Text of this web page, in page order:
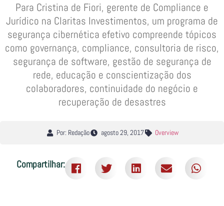
Para Cristina de Fiori, gerente de Compliance e
Jurídico na Claritas Investimentos, um programa de
segurança cibernética efetivo compreende tópicos
como governança, compliance, consultoria de risco,
segurança de software, gestão de segurança de
rede, educação e conscientização dos
colaboradores, continuidade do negócio e
recuperação de desastres
Por: Redação agosto 29, 2017 Overview
Compartilhar: